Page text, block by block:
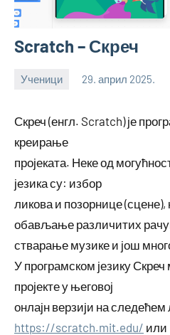
Scratch – Скреч
Ученици 29. април 2025.
bstankovic
Скреч (енгл. Scratch) је
креирање
пројеката. Неке од
језика су: избор
ликова и позорнице
обављање различитих
стварање музике и још
У програмском језику
пројекте у његовој
онлајн верзији на следећем
https://scratch.mit.edu/ или